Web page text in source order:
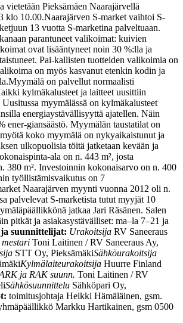
vietetään Pieksämäen Naarajärvellä
klo 10.00.Naarajärven S-market vaihtoi S-
13 vuotta S-marketina palveltuaan.
parantuneet valikoimat: kuivien
ovat lisääntyneet noin 30 %:lla ja
Pai-kallisten tuotteiden valikoimia on
on myös kasvanut etenkin kodin ja
Myymälä on palvellut normaalisti
kylmäkalusteet ja laitteet uusittiin
myymälässä on kylmäkalusteet
energiaystävällisyyttä ajatellen. Näin
ener-giansäästö. Myymälän taustatilat on
koko myymälä on nykyaikaistunut ja
ulkopuolisia töitä jatketaan kevään ja
ala on n. 443 m², josta
380 m². Investoinnin kokonaisarvo on n. 400
työllistämisvaikutus on 7
Naarajärven myynti vuonna 2012 oli n.
palvelevat S-marketista tutut myyjät 10
jatkaa Jari Räsänen. Salen
pitkät ja asiakasystävälliset: ma–la 7–21 ja
suunnittelijat: Urakoitsija RV Saneeraus
mestari Toni Laitinen / RV Saneeraus Ay,
STT Oy, PieksämäkiSähköurakoitsija
Kylmälaiteurakoitsija Huurre Finland
ja RAK suunn. Toni Laitinen / RV
Sähkösuunnittelu Sähköpari Oy,
toimitusjohtaja Heikki Hämäläinen, gsm.
Markku Hartikainen, gsm 0500